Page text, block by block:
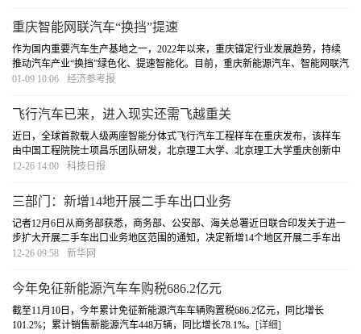
重庆智能网联汽车“换挡”提速
作为国内重要汽车生产基地之一，2022年以来，重庆锚定行业发展趋势，持续
推动汽车产业“换挡”绿色化、提速智能化。目前，重庆新能源汽车、智能网联汽
车产量比重均已达15%。
01-09 10:06 经济参考报
飞行汽车已来，进入现实还需飞越重关
近日，全球首款载人级两座智能分体式飞行汽车工程样车在重庆发布，该样车
由中国工程院院士项昌乐团队研发，北京理工大学、北京理工大学重庆创新中
心、酷黑科技（北京）有限公司与重庆市联合发布。这款飞行汽车采用了自主
12-26 14:00 科技日报
三部门：新增14地开展二手车出口业务
记者12月6日从商务部获悉，商务部、公安部、海关总署近日联合印发关于进一
步扩大开展二手车出口业务地区范围的通知，决定新增14个地区开展二手车出
口业务。[详细]
12-26 09:58 新华网
今年免征新能源汽车车购税686.2亿元
截至11月10日，今年累计免征新能源汽车车辆购置税686.2亿元，同比增长
101.2%；累计销售新能源汽车448万辆，同比增长78.1%。 [详细]